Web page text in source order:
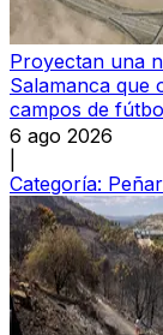
Proyectan una
Salamanca que
campos de
6 ago 2026
Categoría: